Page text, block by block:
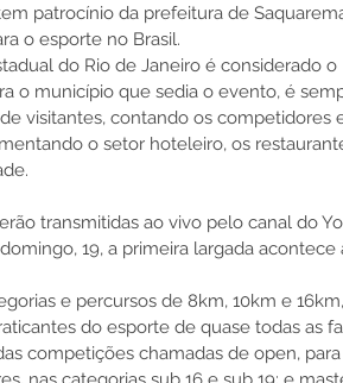
patrocínio da prefeitura de
o esporte no Brasil.
do Rio de Janeiro é considerado
o município que sedia o evento, é
visitantes, contando os competidores
o setor hoteleiro, os
transmitidas ao vivo pelo canal do
19, a primeira largada acontece
e percursos de 8km, 10km e
do esporte de quase todas as
competições chamadas de open,